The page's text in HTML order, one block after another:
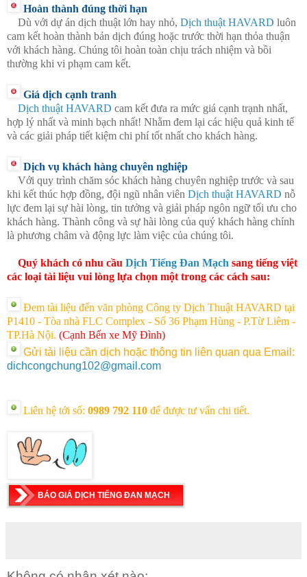
Hoàn thành đúng thời hạn
Dù với dự án dịch thuật lớn hay nhỏ, Dịch thuật HAVARD luôn
cam kết hoàn thành bản dịch đúng hoặc trước thời hạn thỏa thuận
với khách hàng. Chúng tôi hoàn toàn chịu trách nhiệm và bồi
thường khi vi phạm cam kết.
Giá dịch cạnh tranh
Dịch thuật HAVARD cam kết đưa ra mức giá cạnh trạnh nhất,
hợp lý nhất và minh bạch nhất! Nhằm đem lại các hiệu quả kinh tế
và các giải pháp tiết kiệm chi phí tốt nhất cho khách hàng.
Dịch vụ khách hàng chuyên nghiệp
Với quy trình chăm sóc khách hàng chuyên nghiệp trước và sau
khi kết thúc hợp đồng, đội ngũ nhân viên Dịch thuật HAVARD nỗ
lực đem lại sự hài lòng, tin tưởng và giải pháp ngôn ngữ tối ưu cho
khách hàng. Thành công và sự hài lòng của quý khách hàng chính
là phương châm và động lực làm việc của chúng tôi.
Quý khách có nhu cầu Dịch Tiếng Đan Mạch sang tiếng việt
các loại tài liệu vui lòng lựa chọn một trong các cách sau:
Đem tài liệu đến văn phòng Công ty Dịch Thuật HAVARD tại
P1410 - Tòa nhà FLC Complex - Số 36 Phạm Hùng - P.Từ Liêm -
TP.Hà Nội. (Cạnh Bến xe Mỹ Đình)
Gửi tài liệu cần dịch hoặc thông tin liên quan qua Email:
dichcongchung102@gmail.com
Liên hệ tới số: 0989 792 110 để được tư vấn chi tiết.
BÁO GIÁ DỊCH TIẾNG ĐAN MẠCH